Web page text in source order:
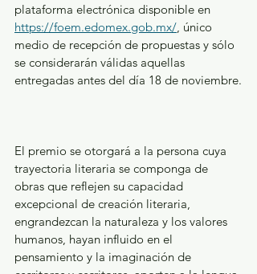
plataforma electrónica disponible en
https://foem.edomex.gob.mx/, único
medio de recepción de propuestas y sólo
se considerarán válidas aquellas
entregadas antes del día 18 de noviembre.
El premio se otorgará a la persona cuya
trayectoria literaria se componga de
obras que reflejen su capacidad
excepcional de creación literaria,
engrandezcan la naturaleza y los valores
humanos, hayan influido en el
pensamiento y la imaginación de